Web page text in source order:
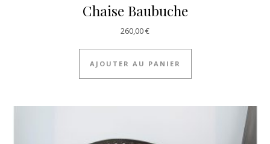
Chaise Baubuche
260,00€
AJOUTER AU PANIER